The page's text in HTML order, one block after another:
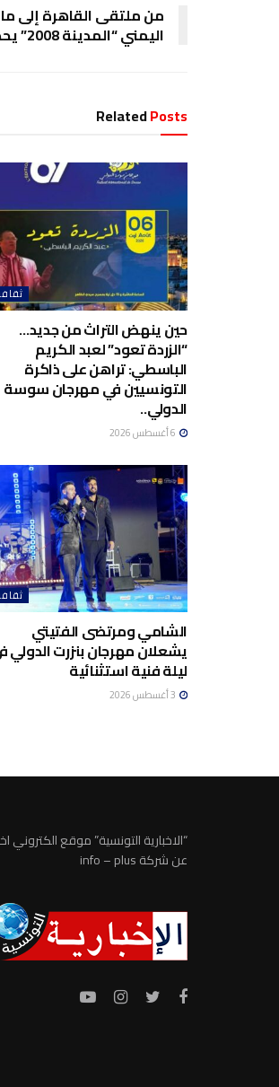
من ملتقى القاهرة إلى
اليمني “المدينة 2008” يحصد جائزة التطوير
RelatedPosts
حين ينهض التراث من جديد…
“الزردة تعود” لعبد الكريم
الباسطي: تراهن على ذاكرة
التونسيين في مهرجان سوسة
الدولي..
الشامي ومرتضى الفتيتي
يشعلان مهرجان بنزرت الدولي
ليلة فنية استثنائية
“الاخبارية التونسية” موقع
عن شركة info – plus